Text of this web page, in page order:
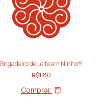
Brigadeiro de Leite em Ninho®
R$1,80
Comprar